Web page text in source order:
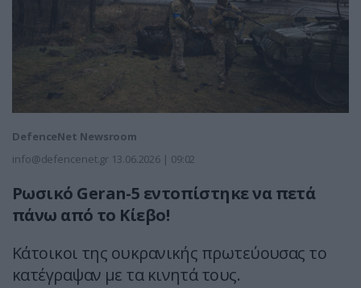
DefenceNet Newsroom
info@defencenet.gr 13.06.2026 | 09:02
Ρωσικό Geran-5 εντοπίστηκε να πετά
πάνω από το Κίεβο!
Κάτοικοι της ουκρανικής πρωτεύουσας το
κατέγραψαν με τα κινητά τους.